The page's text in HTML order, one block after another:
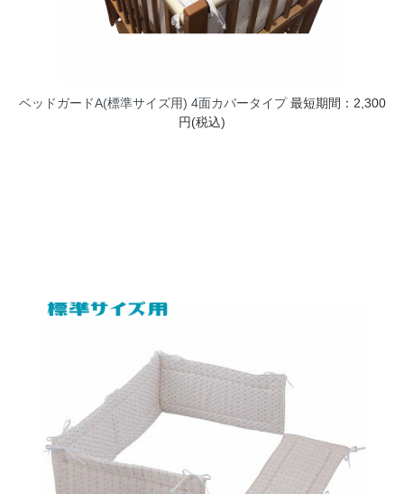
ベッドガードA(標準サイズ用) 4面カバータイプ 最短期間：2,300
円(税込)